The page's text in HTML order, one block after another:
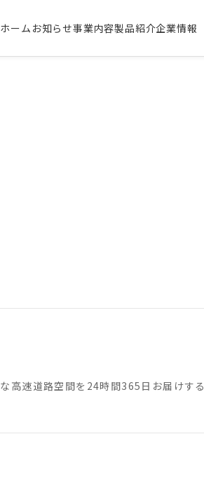
ホーム お知らせ事業内容製品紹介企業情報
高速道路空間を24時間365日お届けする